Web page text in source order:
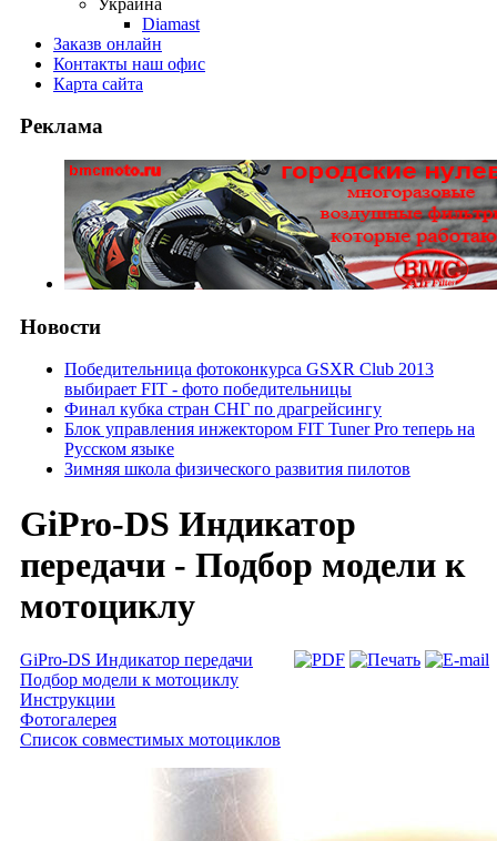
Diamast
Заказв онлайн
Контакты наш офис
Карта сайта
Реклама
Новости
Победительница фотоконкурса GSXR Club 2013
выбирает FIT - фото победительницы
Финал кубка стран СНГ по драгрейсингу
Блок управления инжектором FIT Tuner Pro теперь на
Русском языке
Зимняя школа физического развития пилотов
GiPro-DS Индикатор
передачи - Подбор модели к
мотоциклу
GiPro-DS Индикатор передачи
Подбор модели к мотоциклу
Инструкции
Фотогалерея
Список совместимых мотоциклов